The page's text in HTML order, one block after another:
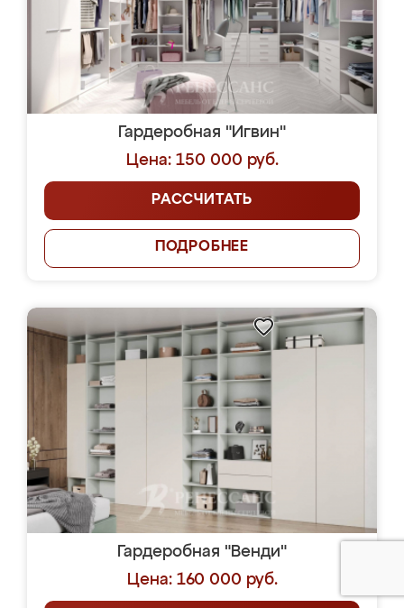
Гардеробная "Игвин"
Цена: 150 000 руб.
РАССЧИТАТЬ
ПОДРОБНЕЕ
Гардеробная "Венди"
Цена: 160 000 руб.